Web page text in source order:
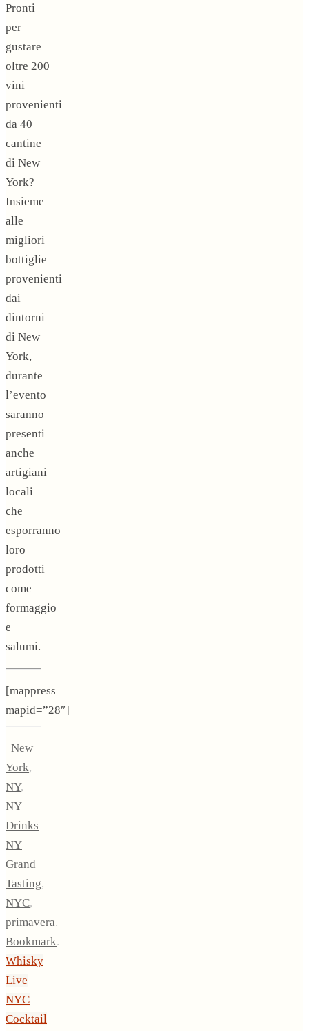
Pronti
per
gustare
oltre 200
vini
provenienti
da 40
cantine
di New
York?
Insieme
alle
migliori
bottiglie
provenienti
dai
dintorni
di New
York,
durante
l’evento
saranno
presenti
anche
artigiani
locali
che
esporranno
loro
prodotti
come
formaggio
e
salumi.
[mappress
mapid=”28″]
New
York,
NY,
NY
Drinks
NY
Grand
Tasting,
NYC,
primavera.
Bookmark.
Whisky
Live
NYC
Cocktail